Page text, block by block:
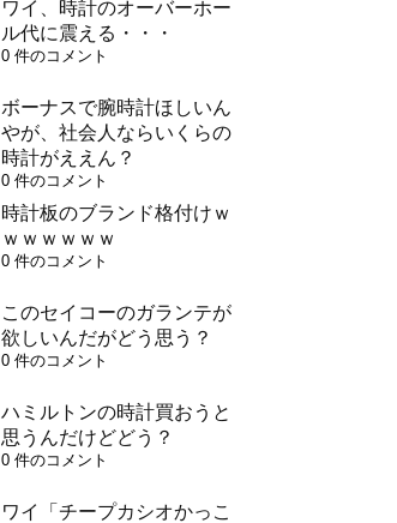
ワイ、時計のオーバーホー
ル代に震える・・・
0 件のコメント
ボーナスで腕時計ほしいん
やが、社会人ならいくらの
時計がええん？
0 件のコメント
時計板のブランド格付けｗ
ｗｗｗｗｗｗ
0 件のコメント
このセイコーのガランテが
欲しいんだがどう思う？
0 件のコメント
ハミルトンの時計買おうと
思うんだけどどう？
0 件のコメント
ワイ「チープカシオかっこ